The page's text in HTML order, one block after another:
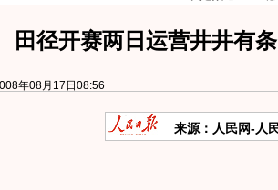
田径开赛两日运营井井有
年08月17日08:56
来源：人民网-人